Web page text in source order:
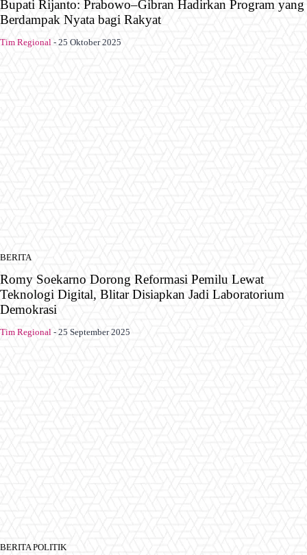
Bupati Rijanto: Prabowo–Gibran Hadirkan Program yang
Berdampak Nyata bagi Rakyat
Tim Regional - 25 Oktober 2025
BERITA
Romy Soekarno Dorong Reformasi Pemilu Lewat
Teknologi Digital, Blitar Disiapkan Jadi Laboratorium
Demokrasi
Tim Regional - 25 September 2025
BERITA POLITIK